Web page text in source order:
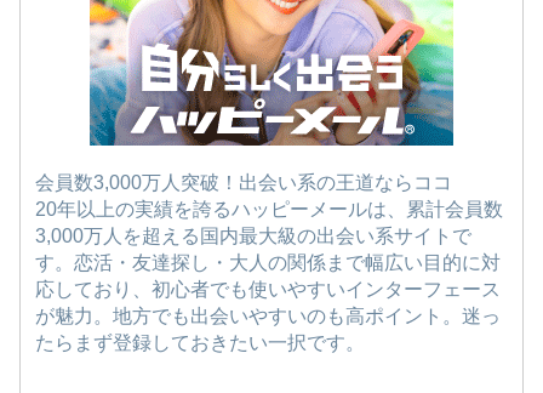
会員数3,000万人突破！出会い系の王道ならココ
20年以上の実績を誇るハッピーメールは、累計会員数
3,000万人を超える国内最大級の出会い系サイトで
す。恋活・友達探し・大人の関係まで幅広い目的に対
応しており、初心者でも使いやすいインターフェース
が魅力。地方でも出会いやすいのも高ポイント。迷っ
たらまず登録しておきたい一択です。